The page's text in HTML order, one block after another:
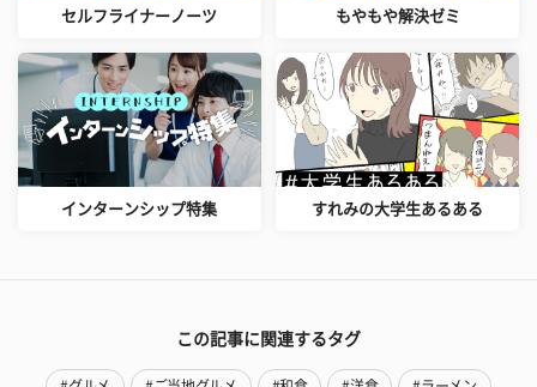
セルフライナーノーツ もやもや解決ゼミ
インターンシップ特集 すれみの大学生あるある
この記事に関連するタグ